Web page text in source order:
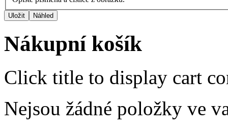
Nákupní košík
Click title to display cart
Nejsou žádné položky ve